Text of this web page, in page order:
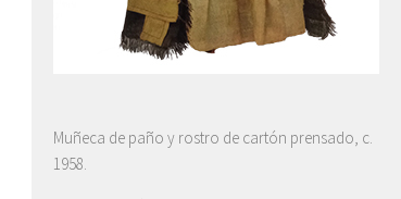
Muñeca de paño y rostro de cartón prensado, c.
1958.